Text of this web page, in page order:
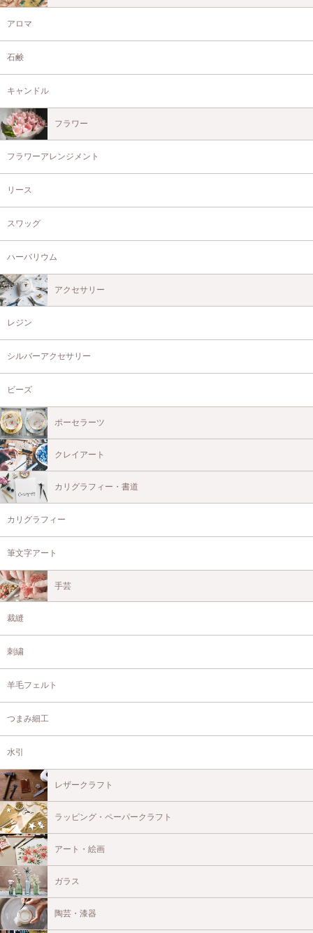
アロマ
石鹸
キャンドル
フラワー
フラワーアレンジメント
リース
スワッグ
ハーバリウム
アクセサリー
レジン
シルバーアクセサリー
ビーズ
ポーセラーツ
クレイアート
カリグラフィー・書道
カリグラフィー
筆文字アート
手芸
裁縫
刺繍
羊毛フェルト
つまみ細工
水引
レザークラフト
ラッピング・ペーパークラフト
アート・絵画
ガラス
陶芸・漆器